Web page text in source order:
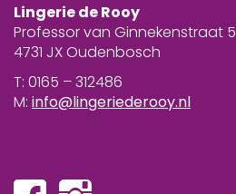
Lingerie de Rooy
Professor van Ginnekenstraat 5
4731 JX Oudenbosch
T: 0165 – 312486
M: info@lingeriederooy.nl